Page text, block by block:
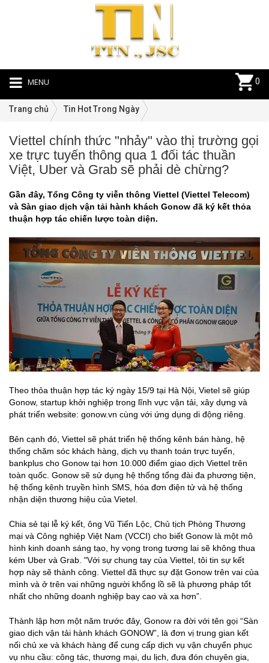
MENU 0
Trang chủ Tin Hot Trong Ngày
Viettel chính thức "nhảy" vào thị trường gọi
xe trực tuyến thông qua 1 đối tác thuần
Việt, Uber và Grab sẽ phải dè chừng?
Gần đây, Tổng Công ty viễn thông Viettel (Viettel Telecom)
và Sàn giao dịch vận tải hành khách Gonow đã ký kết thỏa
thuận hợp tác chiến lược toàn diện.
Theo thỏa thuận hợp tác ký ngày 15/9 tại Hà Nội, Vietel sẽ giúp
Gonow, startup khởi nghiệp trong lĩnh vực vận tải, xây dựng và
phát triển website: gonow.vn cùng với ứng dụng di động riêng.
Bên cạnh đó, Viettel sẽ phát triển hệ thống kênh bán hàng, hệ
thống chăm sóc khách hàng, dịch vụ thanh toán trực tuyến,
bankplus cho Gonow tại hơn 10.000 điểm giao dịch Viettel trên
toàn quốc. Gonow sẽ sử dụng hệ thống tổng đài đa phương tiện,
hệ thống kênh truyền hình SMS, hóa đơn điện tử và hệ thống
nhận diện thương hiệu của Vietel.
Chia sẻ tại lễ ký kết, ông Vũ Tiến Lộc, Chủ tịch Phòng Thương
mại và Công nghiệp Việt Nam (VCCI) cho biết Gonow là một mô
hình kinh doanh sáng tạo, hy vọng trong tương lai sẽ không thua
kém Uber và Grab. "Với sự chung tay của Viettel, tôi tin sự kết
hợp này sẽ thành công. Viettel đã thực sự đặt Gonow trên vai của
mình và ở trên vai những người khổng lồ sẽ là phương pháp tốt
nhất cho những doanh nghiệp bay cao và xa hơn”.
Thành lập hơn một năm trước đây, Gonow ra đời với tên gọi “Sàn
giao dịch vận tải hành khách GONOW”, là đơn vị trung gian kết
nối chủ xe và khách hàng để cung cấp dịch vụ vận chuyển phục
vụ nhu cầu: công tác, thương mại, du lịch, đưa đón chuyên gia,